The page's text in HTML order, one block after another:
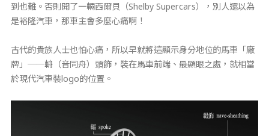
到也難。否則開了一輛西爾貝（Shelby Supercars），別人還以為
是裕隆汽車，那車主會多麼心痛啊！
古代的貴族人士也怕心痛，所以早就將這顯示身分地位的馬車「廠
牌」──輈（音同舟）頭飾，裝在馬車前端、最顯眼之處，就相當
於現代汽車裝logo的位置。